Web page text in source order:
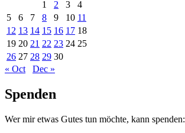
1
2 3
4
5
6 7 8 9 10 11
12 13 14 15 16 17 18
19 20 21 22 23 24 25
26 27 28 29 30
« Oct
Dec »
Spenden
Wer mir etwas Gutes tun möchte, kann spenden: